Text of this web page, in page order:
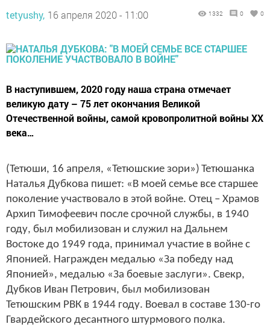
tetyushy, 16 апреля 2020 - 11:00 1332 0 0
В наступившем, 2020 году наша страна отмечает
великую дату – 75 лет окончания Великой
Отечественной войны, самой кровопролитной войны XX
века…
(Тетюши, 16 апреля, «Тетюшские зори») Тетюшанка
Наталья Дубкова пишет: «В моей семье все старшее
поколение участвовало в этой войне. Отец – Храмов
Архип Тимофеевич после срочной службы, в 1940
году, был мобилизован и служил на Дальнем
Востоке до 1949 года, принимал участие в войне с
Японией. Награжден медалью «За победу над
Японией», медалью «За боевые заслуги». Свекр,
Дубков Иван Петрович, был мобилизован
Тетюшским РВК в 1944 году. Воевал в составе 130-го
Гвардейского десантного штурмового полка.